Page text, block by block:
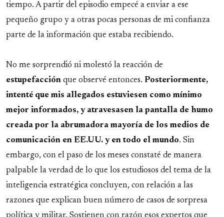
tiempo. A partir del episodio empecé a enviar a ese
pequeño grupo y a otras pocas personas de mi confianza
parte de la información que estaba recibiendo.
No me sorprendió ni molestó la reacción de
estupefacción que observé entonces. Posteriormente,
intenté que mis allegados estuviesen como mínimo
mejor informados, y atravesasen la pantalla de humo
creada por la abrumadora mayoría de los medios de
comunicación en EE.UU. y en todo el mundo. Sin
embargo, con el paso de los meses constaté de manera
palpable la verdad de lo que los estudiosos del tema de la
inteligencia estratégica concluyen, con relación a las
razones que explican buen número de casos de sorpresa
política y militar. Sostienen con razón esos expertos que